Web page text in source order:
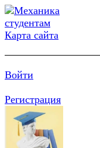
Карта сайта
Войти
Регистрация